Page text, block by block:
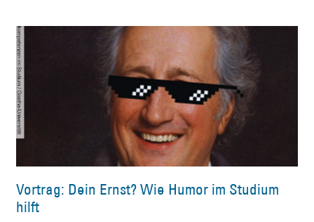
Vortrag: Dein Ernst? Wie Humor im Studium
hilft